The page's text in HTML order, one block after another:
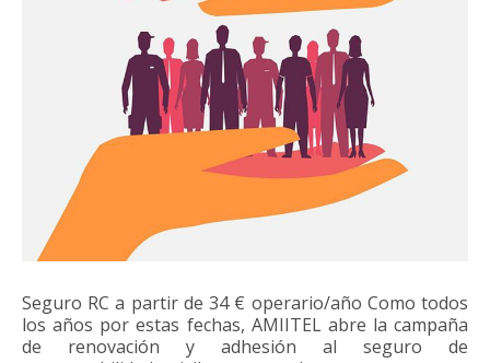
Seguro RC a partir de 34 € operario/año Como todos
los años por estas fechas, AMIITEL abre la campaña
de renovación y adhesión al seguro de